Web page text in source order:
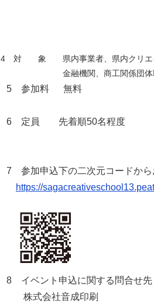
4 対 象 県内事業者、県内クリエイ
金融機関、商工関係団体職員ほ
5 参加料 無料
6 定員 先着順50名程度
7 参加申込下の二次元コードから
https://
8 イベント申込に関する問合せ先
株式会社音成印刷